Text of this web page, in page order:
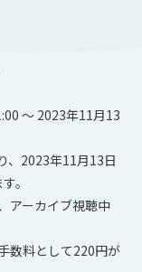
〜 2023年11月13
、2023年11月13日
。
アーカイブ視聴中
数料として220円が